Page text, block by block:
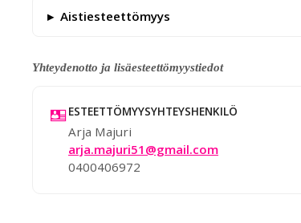
Aistiesteettömyys
Yhteydenotto ja lisäesteettömyystiedot
ESTEETTÖMYYSYHTEYSHENKILÖ
Arja Majuri
arja.majuri51@gmail.com
0400406972